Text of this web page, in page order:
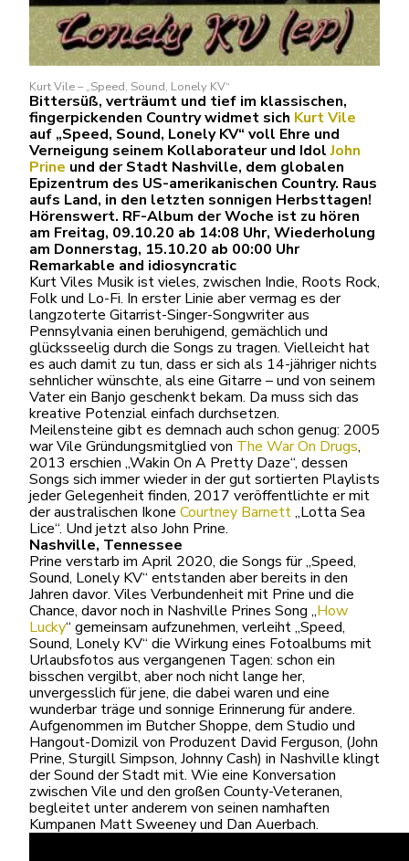
Kurt Vile – „Speed, Sound, Lonely KV“
Bittersüß, verträumt und tief im klassischen,
fingerpickenden Country widmet sich Kurt Vile
auf „Speed, Sound, Lonely KV“ voll Ehre und
Verneigung seinem Kollaborateur und IdolJohn
Prine und der Stadt Nashville, dem globalen
Epizentrum des US-amerikanischen Country. Raus
aufs Land, in den letzten sonnigen Herbsttagen!
Hörenswert. RF-Album der Woche ist zu hören
am Freitag, 09.10.20 ab 14:08 Uhr, Wiederholung
am Donnerstag, 15.10.20 ab 00:00 Uhr
Remarkable and idiosyncratic
Kurt Viles Musik ist vieles, zwischen Indie, Roots Rock,
Folk und Lo-Fi. In erster Linie aber vermag es der
langzoterte Gitarrist-Singer-Songwriter aus
Pennsylvania einen beruhigend, gemächlich und
glücksseelig durch die Songs zu tragen. Vielleicht hat
es auch damit zu tun, dass er sich als 14-jähriger nichts
sehnlicher wünschte, als eine Gitarre – und von seinem
Vater ein Banjo geschenkt bekam. Da muss sich das
kreative Potenzial einfach durchsetzen.
Meilensteine gibt es demnach auch schon genug: 2005
war Vile Gründungsmitglied von The War On Drugs,
2013 erschien „Wakin On A Pretty Daze“, dessen
Songs sich immer wieder in der gut sortierten Playlists
jeder Gelegenheit finden, 2017 veröffentlichte er mit
der australischen Ikone Courtney Barnett„Lotta Sea
Lice“. Und jetzt also John Prine.
Nashville, Tennessee
Prine verstarb im April 2020, die Songs für „Speed,
Sound, Lonely KV“ entstanden aber bereits in den
Jahren davor. Viles Verbundenheit mit Prine und die
Chance, davor noch in Nashville Prines Song „How
Lucky“ gemeinsam aufzunehmen, verleiht „Speed,
Sound, Lonely KV“ die Wirkung eines Fotoalbums mit
Urlaubsfotos aus vergangenen Tagen: schon ein
bisschen vergilbt, aber noch nicht lange her,
unvergesslich für jene, die dabei waren und eine
wunderbar träge und sonnige Erinnerung für andere.
Aufgenommen im Butcher Shoppe, dem Studio und
Hangout-Domizil von Produzent David Ferguson, (John
Prine, Sturgill Simpson, Johnny Cash) in Nashville klingt
der Sound der Stadt mit. Wie eine Konversation
zwischen Vile und den großen County-Veteranen,
begleitet unter anderem von seinen namhaften
Kumpanen Matt Sweeney und Dan Auerbach.